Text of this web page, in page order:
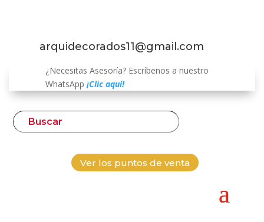
arquidecorados11@gmail.com
¿Necesitas Asesoría? Escríbenos a nuestro
WhatsApp ¡Clic aquí!
Ver los puntos de venta